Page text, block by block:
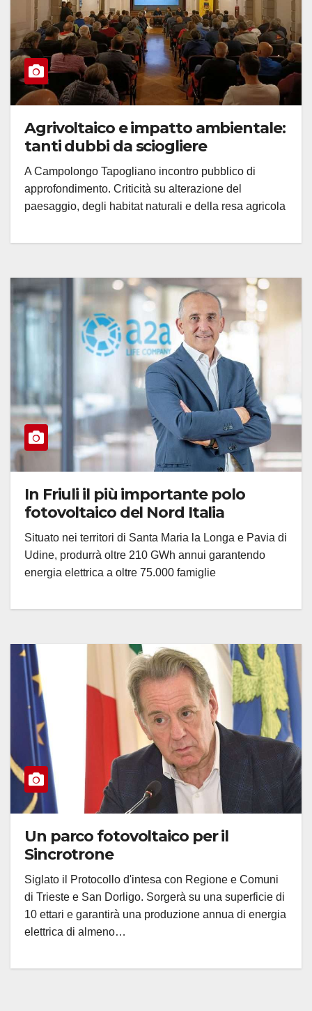
Agrivoltaico e impatto ambientale:
tanti dubbi da sciogliere
A Campolongo Tapogliano incontro pubblico di
approfondimento. Criticità su alterazione del
paesaggio, degli habitat naturali e della resa agricola
In Friuli il più importante polo
fotovoltaico del Nord Italia
Situato nei territori di Santa Maria la Longa e Pavia di
Udine, produrrà oltre 210 GWh annui garantendo
energia elettrica a oltre 75.000 famiglie
Un parco fotovoltaico per il
Sincrotrone
Siglato il Protocollo d'intesa con Regione e Comuni
di Trieste e San Dorligo. Sorgerà su una superficie di
10 ettari e garantirà una produzione annua di energia
elettrica di almeno…